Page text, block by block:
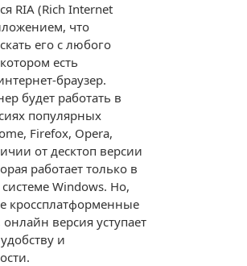
RIA (Rich Internet
что
его с любого
есть
браузер.
будет работать в
популярных
Firefox, Opera,
от десктоп версии
работает только в
Windows. Но,
кроссплатформенные
версия уступает
и